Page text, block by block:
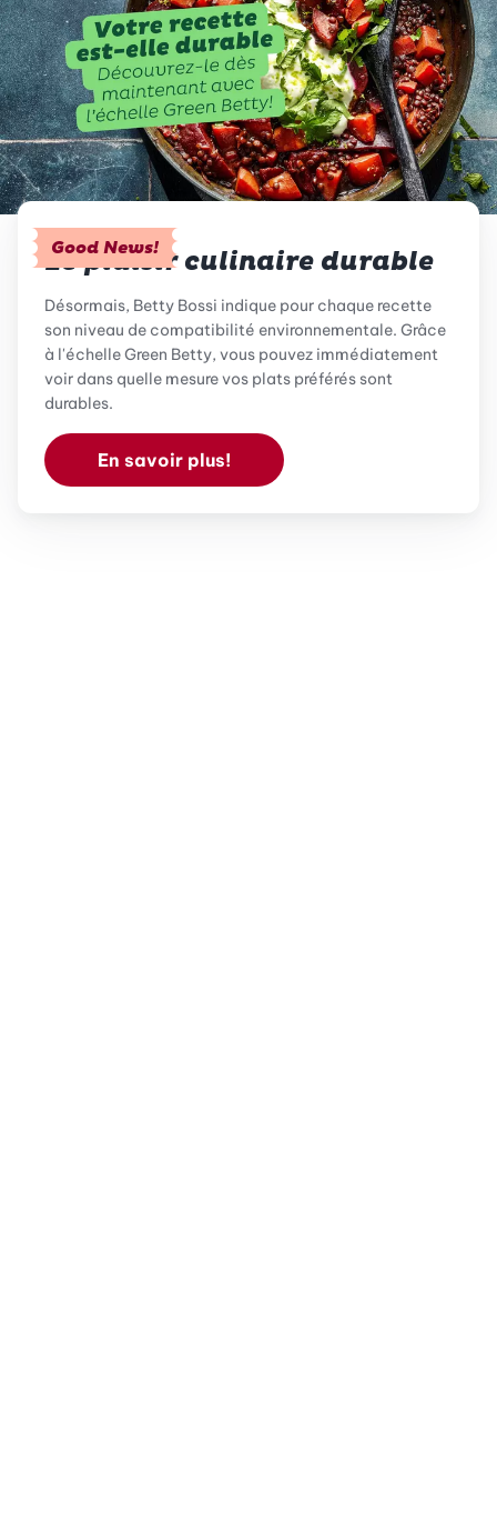
Good News!
Le plaisir culinaire durable
Désormais, Betty Bossi indique pour chaque recette
son niveau de compatibilité environnementale. Grâce
à l'échelle Green Betty, vous pouvez immédiatement
voir dans quelle mesure vos plats préférés sont
durables.
En savoir plus!